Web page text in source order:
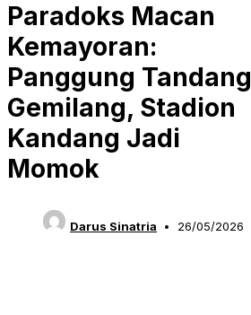
Paradoks Macan
Kemayoran:
Panggung Tandang
Gemilang, Stadion
Kandang Jadi
Momok
Darus Sinatria 26/05/2026